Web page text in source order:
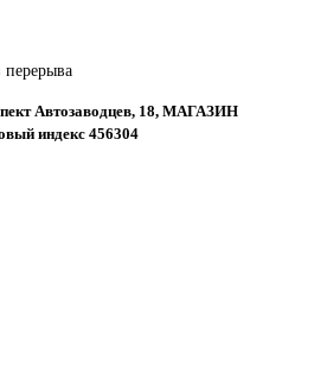
перерыва
Автозаводцев, 18, МАГАЗИН
индекс 456304